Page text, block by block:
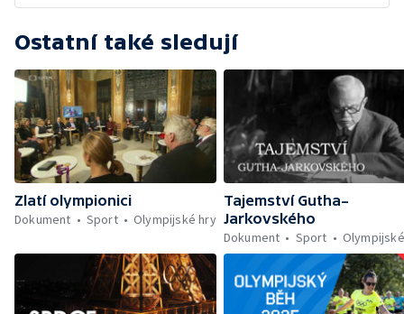
Ostatní také sledují
Zlatí olympionici
Dokument
Sport Olympijské hry
Tajemství Gutha–
Jarkovského
Dokument
Sport